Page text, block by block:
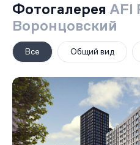
Фотогалерея AFI
Воронцовский
Все Общий вид